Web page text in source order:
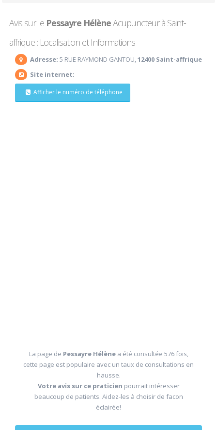
Avis sur le Pessayre HélèneAcupuncteur à Saint-
affrique : Localisation et Informations
Adresse: 5 RUE RAYMOND GANTOU,12400 Saint-affrique
Site internet:
Afficher le numéro de téléphone
La page de Pessayre Hélène a été consultée 576 fois,
cette page est populaire avec un taux de consultations en
hausse.
Votre avis sur ce praticien pourrait intéresser
beaucoup de patients. Aidez-les à choisir de facon
éclairée!